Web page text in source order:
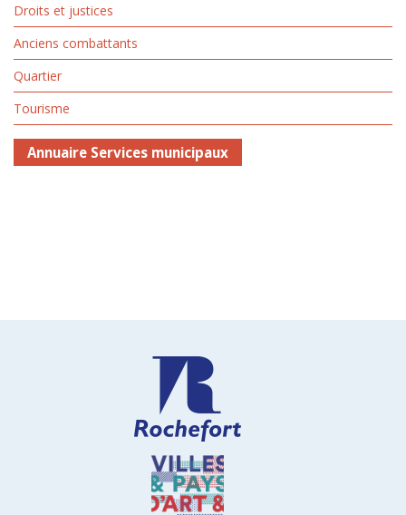
Droits et justices
Anciens combattants
Quartier
Tourisme
Annuaire Services municipaux